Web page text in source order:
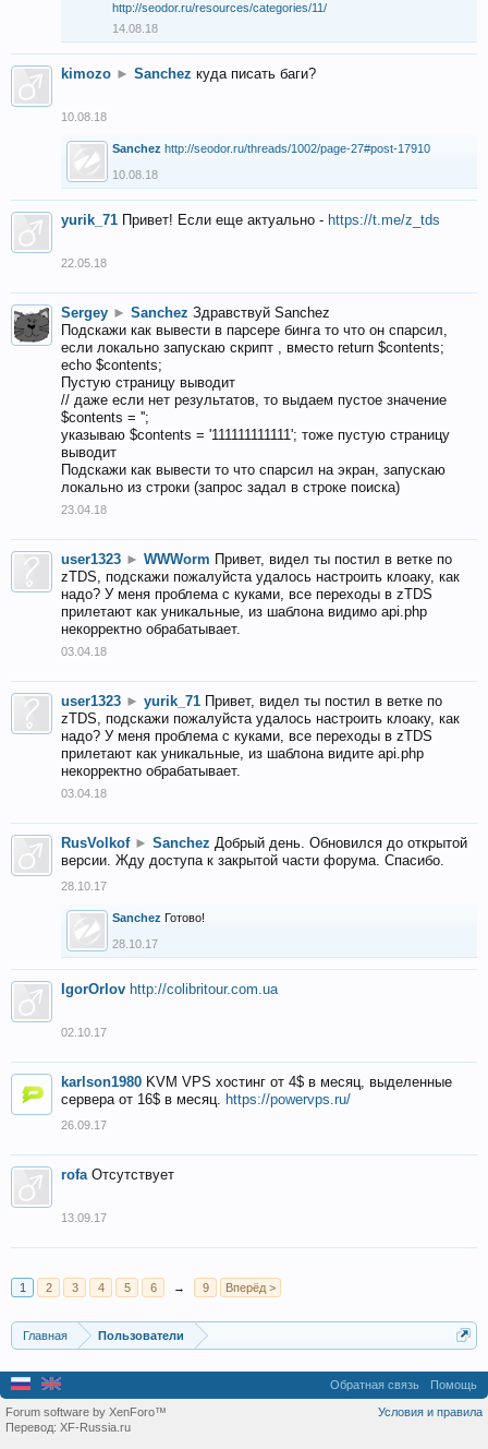
http://seodor.ru/resources/categories/11/
14.08.18
kimozo ► Sanchez куда писать баги?
10.08.18
Sanchez http://seodor.ru/threads/1002/page-27#post-17910
10.08.18
yurik_71 Привет! Если еще актуально - https://t.me/z_tds
22.05.18
Sergey ► Sanchez Здравствуй Sanchez
Подскажи как вывести в парсере бинга то что он спарсил,
если локально запускаю скрипт , вместо return $contents;
echo $contents;
Пустую страницу выводит
// даже если нет результатов, то выдаем пустое значение
$contents = '';
указываю $contents = '111111111111'; тоже пустую страницу
выводит
Подскажи как вывести то что спарсил на экран, запускаю
локально из строки (запрос задал в строке поиска)
23.04.18
user1323 ► WWWorm Привет, видел ты постил в ветке по
zTDS, подскажи пожалуйста удалось настроить клоаку, как
надо? У меня проблема с куками, все переходы в zTDS
прилетают как уникальные, из шаблона видимо api.php
некорректно обрабатывает.
03.04.18
user1323 ► yurik_71 Привет, видел ты постил в ветке по
zTDS, подскажи пожалуйста удалось настроить клоаку, как
надо? У меня проблема с куками, все переходы в zTDS
прилетают как уникальные, из шаблона видите api.php
некорректно обрабатывает.
03.04.18
RusVolkof ► Sanchez Добрый день. Обновился до открытой
версии. Жду доступа к закрытой части форума. Спасибо.
28.10.17
Sanchez Готово!
28.10.17
IgorOrlov http://colibritour.com.ua
02.10.17
karlson1980 KVM VPS хостинг от 4$ в месяц, выделенные
сервера от 16$ в месяц. https://powervps.ru/
26.09.17
rofa Отсутствует
13.09.17
1 2 3 4 5 6 → 9 Вперёд >
Главная Пользователи
Обратная связь Помощь
Условия и правила
Forum software by XenForo™
Перевод: XF-Russia.ru